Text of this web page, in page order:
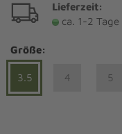
Lieferzeit:
ca. 1-2 Tage
Größe:
3.5 4 5